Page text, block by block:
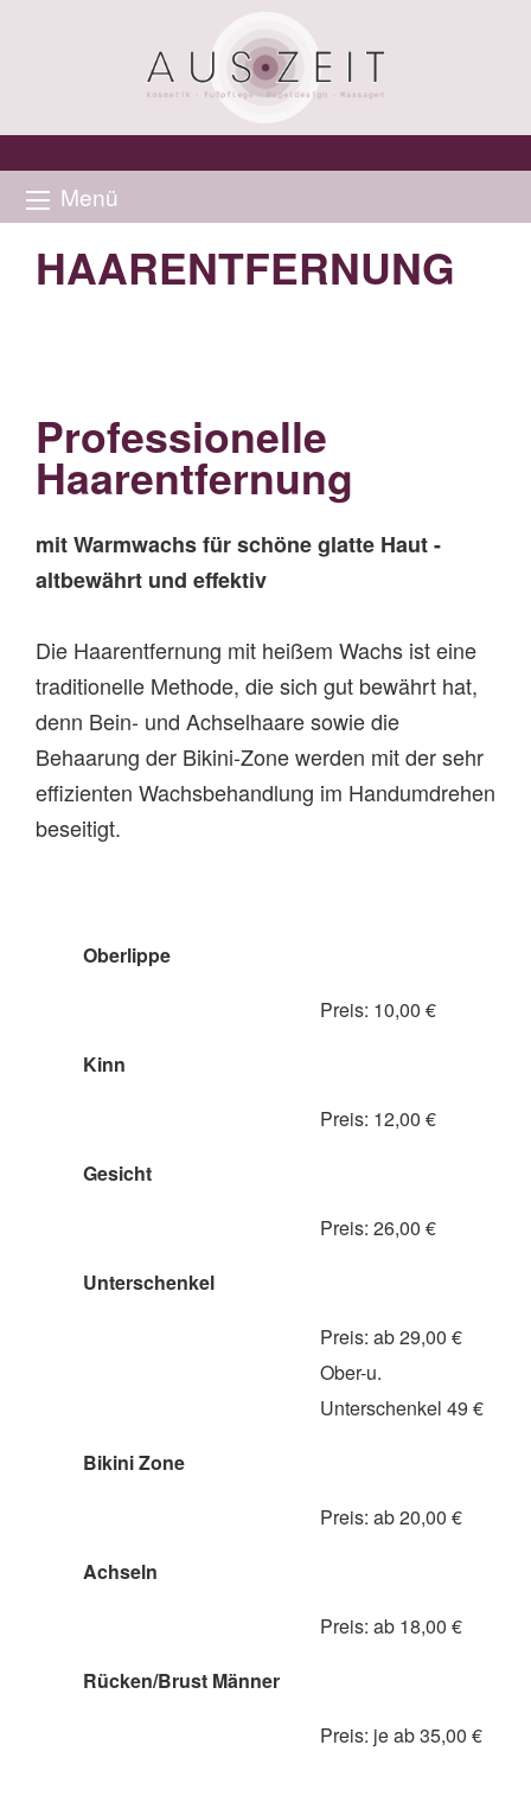
Menü
HAARENTFERNUNG
Professionelle
Haarentfernung
mit Warmwachs für schöne glatte Haut -
altbewährt und effektiv
Die Haarentfernung mit heißem Wachs ist eine
traditionelle Methode, die sich gut bewährt hat,
denn Bein- und Achselhaare sowie die
Behaarung der Bikini-Zone werden mit der sehr
effizienten Wachsbehandlung im Handumdrehen
beseitigt.
Oberlippe
Preis: 10,00 €
Kinn
Preis: 12,00 €
Gesicht
Preis: 26,00 €
Unterschenkel
Preis: ab 29,00 €
Ober-u.
Unterschenkel 49 €
Bikini Zone
Preis: ab 20,00 €
Achseln
Preis: ab 18,00 €
Rücken/Brust Männer
Preis: je ab 35,00 €